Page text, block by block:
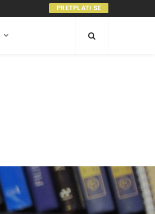
PRETPLATI SE